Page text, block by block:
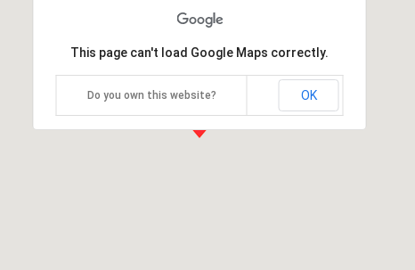
This page can't load Google Maps correctly.
Do you own this website? OK